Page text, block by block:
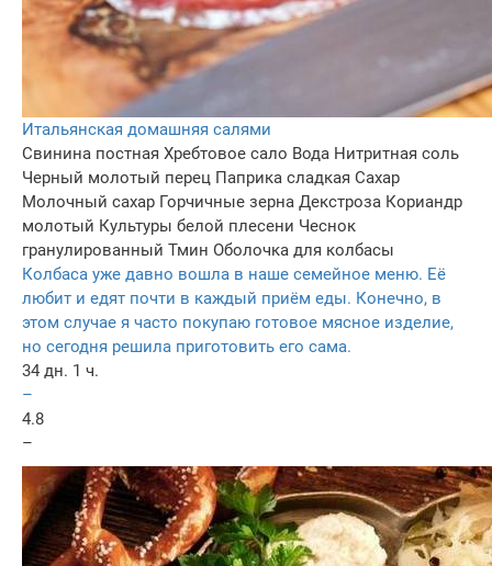
Итальянская домашняя салями
Свинина постная Хребтовое сало Вода Нитритная соль
Черный молотый перец Паприка сладкая Сахар
Молочный сахар Горчичные зерна Декстроза Кориандр
молотый Культуры белой плесени Чеснок
гранулированный Тмин Оболочка для колбасы
Колбаса уже давно вошла в наше семейное меню. Её
любит и едят почти в каждый приём еды. Конечно, в
этом случае я часто покупаю готовое мясное изделие,
но сегодня решила приготовить его сама.
34 дн. 1 ч.
–
4.8
–